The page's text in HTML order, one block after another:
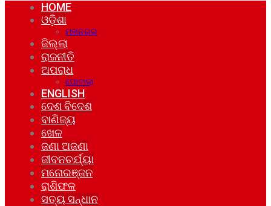
HOME
ଓଡ଼ିଶା
ମହାନଗର
ଜିଲ୍ଲା
ରାଜନୀତି
ଅପରାଧ
ଘୋଟାଲା
ENGLISH
ଦେଶ ବିଦେଶ
ବାଣିଜ୍ୟ
ଖେଳ
ଜଣା ଅଜଣା
ଜୀବନଚର୍ଯ୍ୟା
ମନୋରଞ୍ଜନ
ରାଶିଫଳ
ସତ୍ୟ ସନ୍ଧାନ